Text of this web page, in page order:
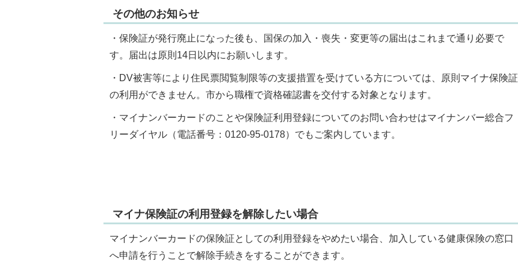
その他のお知らせ
・保険証が発行廃止になった後も、国保の加入・喪失・変更等の届出はこれまで通り必要で
す。届出は原則14日以内にお願いします。
・DV被害等により住民票閲覧制限等の支援措置を受けている方については、原則マイナ保険証
の利用ができません。市から職権で資格確認書を交付する対象となります。
・マイナンバーカードのことや保険証利用登録についてのお問い合わせはマイナンバー総合フ
リーダイヤル（電話番号：0120-95-0178）でもご案内しています。
マイナ保険証の利用登録を解除したい場合
マイナンバーカードの保険証としての利用登録をやめたい場合、加入している健康保険の窓口
へ申請を行うことで解除手続きをすることができます。